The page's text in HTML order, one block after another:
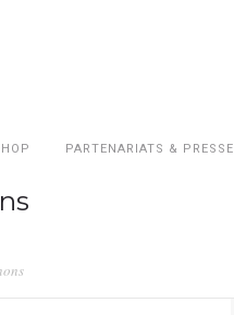
PARTENARIATS & PRESSE